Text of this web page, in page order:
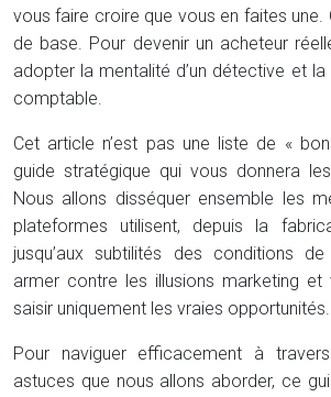
vous faire croire que vous en faites une.
de base. Pour devenir un acheteur
adopter la mentalité d’un détective et la
comptable.
Cet article n’est pas une liste de «
guide stratégique qui vous donnera
Nous allons disséquer ensemble les
plateformes utilisent, depuis la
jusqu’aux subtilités des conditions
armer contre les illusions marketing
saisir uniquement les vraies opportunités.
Pour naviguer efficacement à
astuces que nous allons aborder, ce